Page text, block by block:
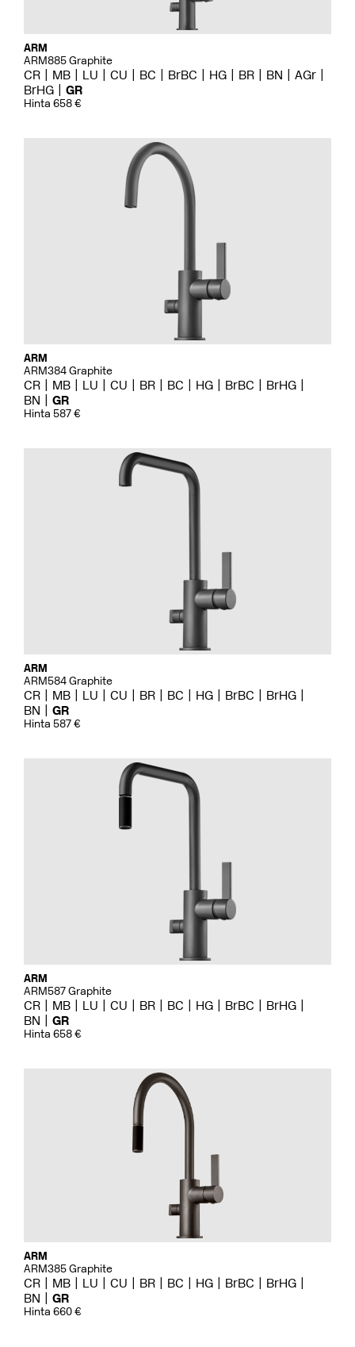
ARM
ARM885 Graphite
CR MB LU CU BC BrBC HG BR BN
AGr
BrHG
GR
Hinta 658 €
ARM
ARM384 Graphite
CR MB LU CU BR BC HG BrBC
BrHG
BN
GR
Hinta 587 €
ARM
ARM584 Graphite
CR MB LU CU BR BC HG BrBC
BrHG
BN
GR
Hinta 587 €
ARM
ARM587 Graphite
CR MB LU CU BR BC HG BrBC
BrHG
BN
GR
Hinta 658 €
ARM
ARM385 Graphite
CR MB LU CU BR BC HG BrBC
BrHG
BN
GR
Hinta 660 €